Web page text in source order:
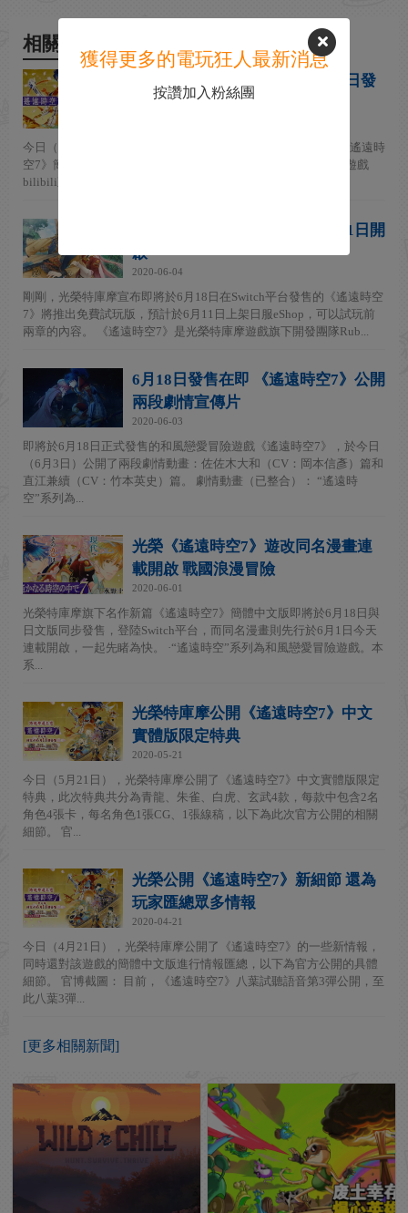
相關新聞
NS《遙遠時空7》簡體中文版今日發
售 明日有中文直播
今日（6月18日），光榮特庫摩官方宣布：Nintendo Switch版《遙遠時
空7》簡體中文版今日發售，6月19日20時將於台灣光榮特庫摩遊戲
bilibili直播間舉辦《遙遠時空7》感謝中文玩家直播...
《遙遠時空7》推出體驗版 6月11日開
啟
2020-06-04
剛剛，光榮特庫摩宣布即將於6月18日在Switch平台發售的《遙遠時空
7》將推出免費試玩版，預計於6月11日上架日服eShop，可以試玩前
兩章的內容。 《遙遠時空7》是光榮特庫摩遊戲旗下開發團隊Rub...
6月18日發售在即 《遙遠時空7》公開
兩段劇情宣傳片
2020-06-03
即將於6月18日正式發售的和風戀愛冒險遊戲《遙遠時空7》，於今日
（6月3日）公開了兩段劇情動畫：佐佐木大和（CV：岡本信彥）篇和
直江兼續（CV：竹本英史）篇。 劇情動畫（已整合）： “遙遠時
空”系列為...
光榮《遙遠時空7》遊改同名漫畫連
載開啟 戰國浪漫冒險
2020-06-01
光榮特庫摩旗下名作新篇《遙遠時空7》簡體中文版即將於6月18日與
日文版同步發售，登陸Switch平台，而同名漫畫則先行於6月1日今天
連載開啟，一起先睹為快。 ·“遙遠時空”系列為和風戀愛冒險遊戲。本
系...
光榮特庫摩公開《遙遠時空7》中文
實體版限定特典
2020-05-21
今日（5月21日），光榮特庫摩公開了《遙遠時空7》中文實體版限定
特典，此次特典共分為青龍、朱雀、白虎、玄武4款，每款中包含2名
角色4張卡，每名角色1張CG、1張線稿，以下為此次官方公開的相關
細節。 官...
光榮公開《遙遠時空7》新細節 還為
玩家匯總眾多情報
2020-04-21
今日（4月21日），光榮特庫摩公開了《遙遠時空7》的一些新情報，
同時還對該遊戲的簡體中文版進行情報匯總，以下為官方公開的具體
細節。 官博截圖： 目前，《遙遠時空7》八葉試聽語音第3彈公開，至
此八葉3彈...
[更多相關新聞]
獲得更多的電玩狂人最新消息
按讚加入粉絲團